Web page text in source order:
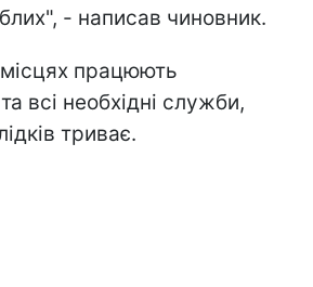
- написав чиновник.
працюють
всі необхідні служби,
триває.